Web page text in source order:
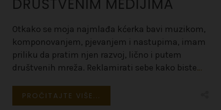
DRUŠTVENIM MEDIJIMA
Otkako se moja najmlađa kćerka bavi muzikom,
komponovanjem, pjevanjem i nastupima, imam
priliku da pratim njen razvoj, lično i putem
društvenih mreža. Reklamirati sebe kako biste…
PROČITAJTE VIŠE...